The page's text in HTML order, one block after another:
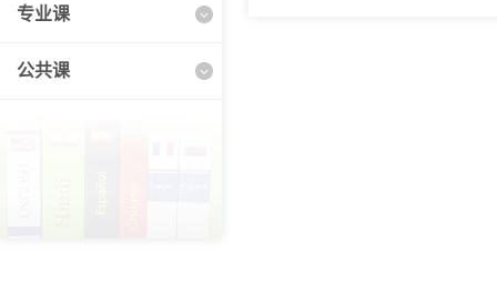
专业课
公共课